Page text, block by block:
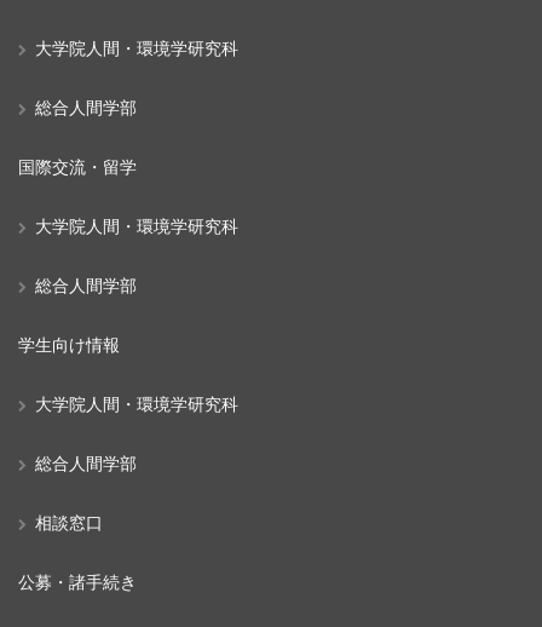
大学院人間・環境学研究科
総合人間学部
国際交流・留学
大学院人間・環境学研究科
総合人間学部
学生向け情報
大学院人間・環境学研究科
総合人間学部
相談窓口
公募・諸手続き